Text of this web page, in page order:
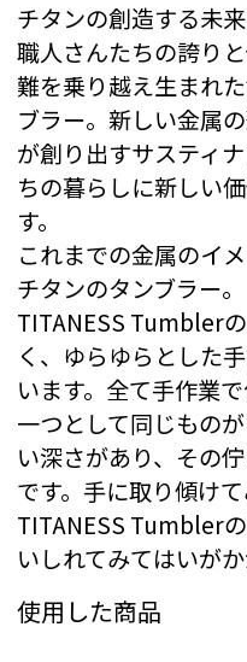
チタンの創造する未来
職人さんたちの誇り
難を乗り越え生まれ
ブラー。新しい金属
が創り出すサスティ
ちの暮らしに新しい
す。
これまでの金属のイ
チタンのタンブラー。
TITANESS Tumbler
く、ゆらゆらとした
います。全て手作業
一つとして同じもの
い深さがあり、その
です。手に取り傾け
TITANESS Tumbler
いしれてみてはいがか
使用した商品